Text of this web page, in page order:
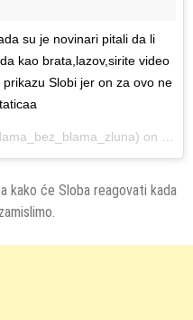
su je novinari pitali da li
kao brata,lazov,sirite video
Slobi jer on za ovo ne
on
kako će Sloba reagovati kada